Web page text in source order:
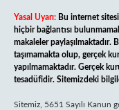
Yasal Uyarı: Bu internet
hiçbir bağlantısı
makaleler paylaşılmaktadır.
taşımamakta olup, gerçek
yapılmamaktadır. Gerçek
tesadüfidir. Sitemizdeki
Sitemiz, 5651 Sayılı Kanun